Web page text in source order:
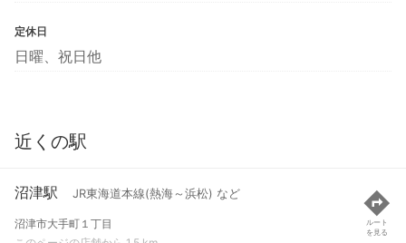
定休日
日曜、祝日他
近くの駅
沼津駅 JR東海道本線(熱海～浜松) など
沼津市大手町１丁目
ルート
を見る